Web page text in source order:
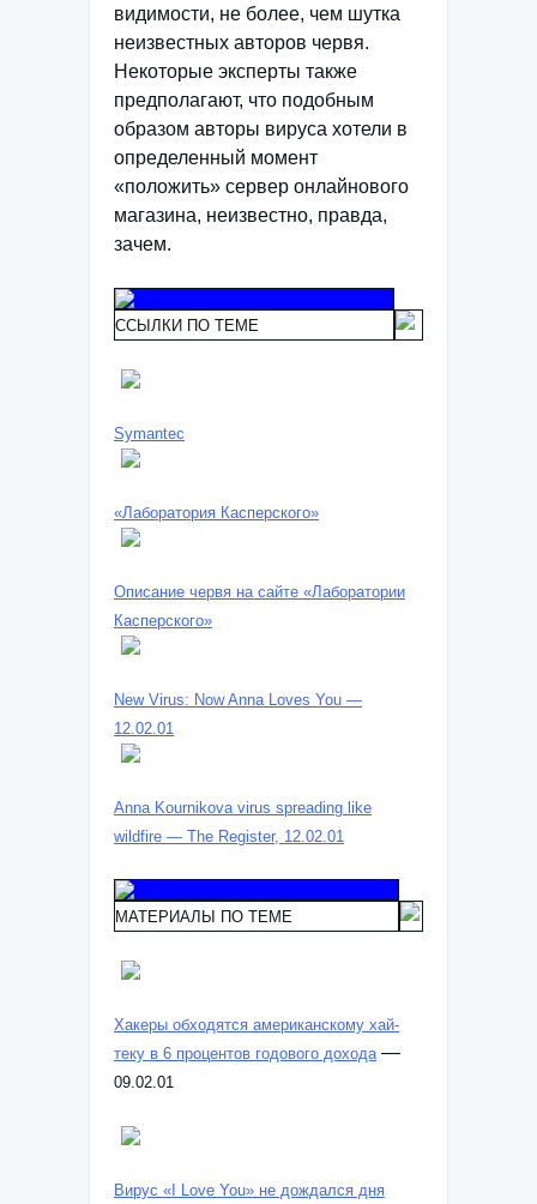
видимости, не более, чем шутка
неизвестных авторов червя.
Некоторые эксперты также
предполагают, что подобным
образом авторы вируса хотели в
определенный момент
«положить» сервер онлайнового
магазина, неизвестно, правда,
зачем.
ССЫЛКИ ПО ТЕМЕ
Symantec
«Лаборатория Касперского»
Описание червя на сайте «Лаборатории
Касперского»
New Virus: Now Anna Loves You —
12.02.01
Anna Kournikova virus spreading like
wildfire — The Register, 12.02.01
МАТЕРИАЛЫ ПО ТЕМЕ
Хакеры обходятся американскому хай-
теку в 6 процентов годового дохода —
09.02.01
Вирус «I Love You» не дождался дня